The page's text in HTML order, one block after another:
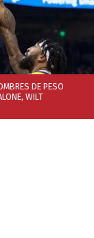
DE PESO
WILT